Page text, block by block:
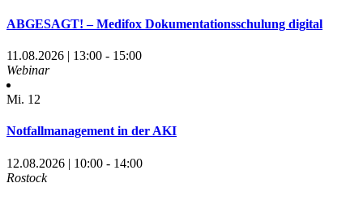
ABGESAGT! – Medifox Dokumentationsschulung digital
11.08.2026 | 13:00 - 15:00
Webinar
Mi. 12
Notfallmanagement in der AKI
12.08.2026 | 10:00 - 14:00
Rostock